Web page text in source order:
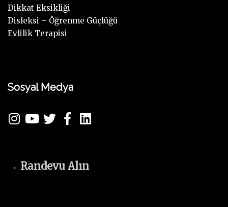
Dikkat Eksikliği
Disleksi – Öğrenme Güçlüğü
Evlilik Terapisi
Sosyal Medya
→ Randevu Alın